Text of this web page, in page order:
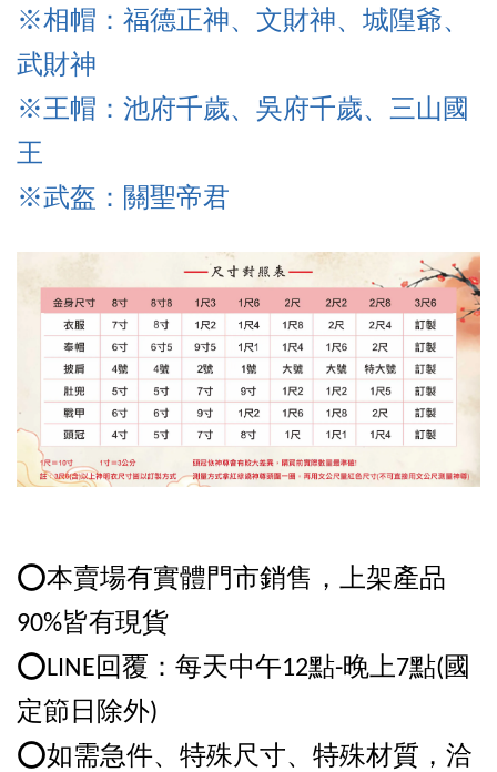
※相帽：福德正神、文財神、城隍爺、
武財神
※王帽：池府千歲、吳府千歲、三山國
王
※武盔 ：關聖帝君
⭕️本賣場有實體門市銷售，上架產品
90%皆有現貨
⭕️LINE回覆：每天中午12點-晚上7點(國
定節日除外)
⭕️如需急件、特殊尺寸、特殊材質，洽